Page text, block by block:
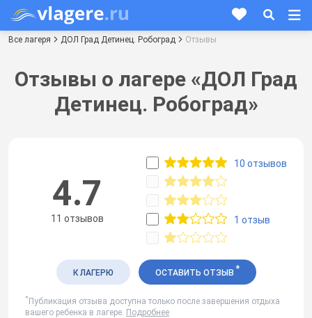
Все лагеря ДОЛ Град Детинец. Робоград Отзывы
Отзывы о лагере «ДОЛ Град
Детинец. Робоград»
4.7
11 отзывов
10 отзывов
1 отзыв
К ЛАГЕРЮ ОСТАВИТЬ ОТЗЫВ *
* Публикация отзыва доступна только после завершения отдыха
вашего ребенка в лагере. Подробнее